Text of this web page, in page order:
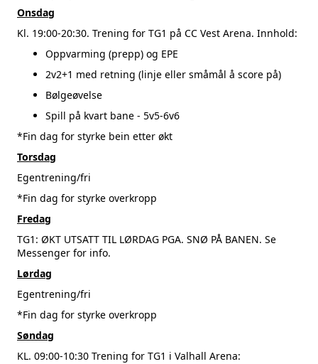
Onsdag
Kl. 19:00-20:30. Trening for TG1 på CC Vest Arena. Innhold:
Oppvarming (prepp) og EPE
2v2+1 med retning (linje eller småmål å score på)
Bølgeøvelse
Spill på kvart bane - 5v5-6v6
*Fin dag for styrke bein etter økt
Torsdag
Egentrening/fri
*Fin dag for styrke overkropp
Fredag
TG1: ØKT UTSATT TIL LØRDAG PGA. SNØ PÅ BANEN. Se
Messenger for info.
Lørdag
Egentrening/fri
*Fin dag for styrke overkropp
Søndag
KL. 09:00-10:30 Trening for TG1 i Valhall Arena: